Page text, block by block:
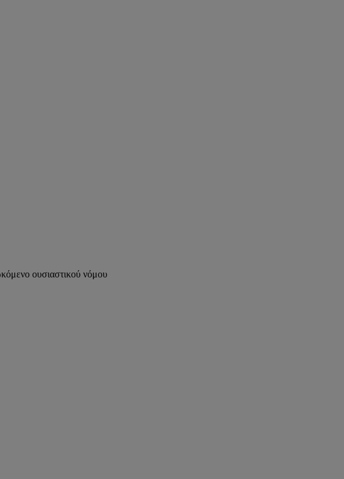
ουσιαστικού νόμου